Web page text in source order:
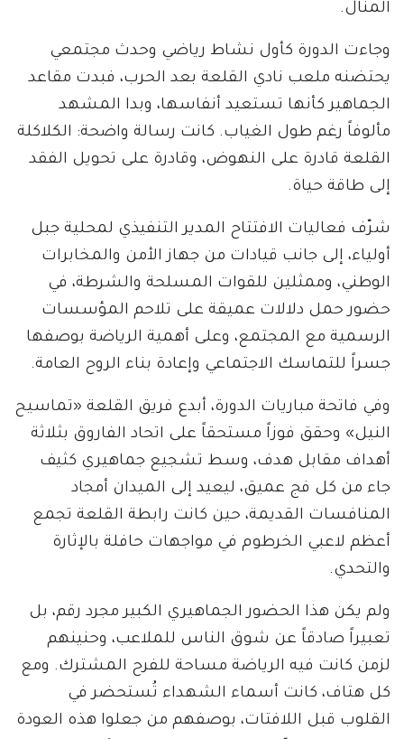
المنال.
وجاءت الدورة كأول نشاط رياضي وحدث مجتمعي
يحتضنه ملعب نادي القلعة بعد الحرب، فبدت مقاعد
الجماهير كأنها تستعيد أنفاسها، وبدا المشهد
مألوفاً رغم طول الغياب. كانت رسالة واضحة: الكلاكلة
القلعة قادرة على النهوض، وقادرة على تحويل الفقد
إلى طاقة حياة.
شرّف فعاليات الافتتاح المدير التنفيذي لمحلية جبل
أولياء، إلى جانب قيادات من جهاز الأمن والمخابرات
الوطني، وممثلين للقوات المسلحة والشرطة، في
حضور حمل دلالات عميقة على تلاحم المؤسسات
الرسمية مع المجتمع، وعلى أهمية الرياضة بوصفها
جسراً للتماسك الاجتماعي وإعادة بناء الروح العامة.
وفي فاتحة مباريات الدورة، أبدع فريق القلعة «تماسيح
النيل» وحقق فوزاً مستحقاً على اتحاد الفاروق بثلاثة
أهداف مقابل هدف، وسط تشجيع جماهيري كثيف
جاء من كل فج عميق، ليعيد إلى الميدان أمجاد
المنافسات القديمة، حين كانت رابطة القلعة تجمع
أعظم لاعبي الخرطوم في مواجهات حافلة بالإثارة
والتحدي.
ولم يكن هذا الحضور الجماهيري الكبير مجرد رقم، بل
تعبيراً صادقاً عن شوق الناس للملاعب، وحنينهم
لزمن كانت فيه الرياضة مساحة للفرح المشترك. ومع
كل هتاف، كانت أسماء الشهداء تُستحضر في
القلوب قبل اللافتات، بوصفهم من جعلوا هذه العودة